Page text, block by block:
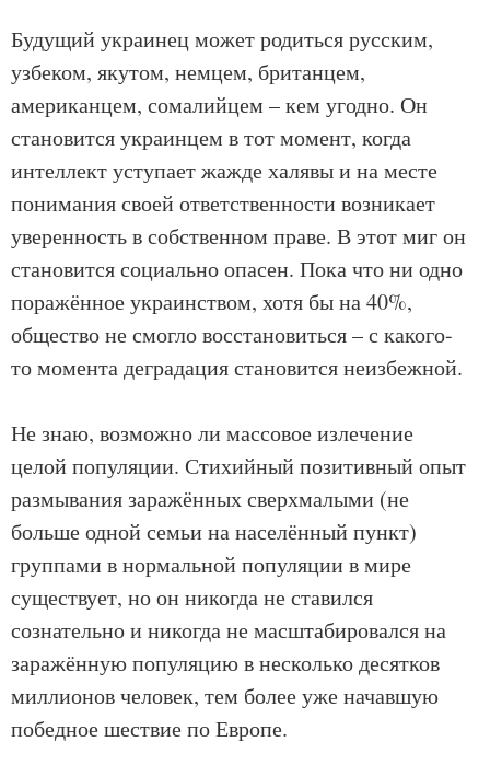
Будущий украинец может родиться русским,
узбеком, якутом, немцем, британцем,
американцем, сомалийцем – кем угодно. Он
становится украинцем в тот момент, когда
интеллект уступает жажде халявы и на месте
понимания своей ответственности возникает
уверенность в собственном праве. В этот миг он
становится социально опасен. Пока что ни одно
поражённое украинством, хотя бы на 40%,
общество не смогло восстановиться – с какого-
то момента деградация становится неизбежной.
Не знаю, возможно ли массовое излечение
целой популяции. Стихийный позитивный опыт
размывания заражённых сверхмалыми (не
больше одной семьи на населённый пункт)
группами в нормальной популяции в мире
существует, но он никогда не ставился
сознательно и никогда не масштабировался на
заражённую популяцию в несколько десятков
миллионов человек, тем более уже начавшую
победное шествие по Европе.